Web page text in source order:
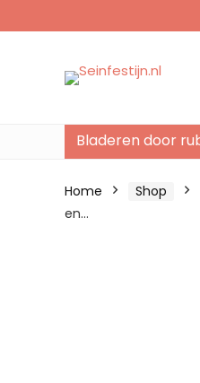
Bladeren door
Home Shop
en…